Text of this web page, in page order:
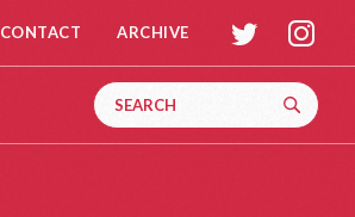
CONTACT ARCHIVE t i